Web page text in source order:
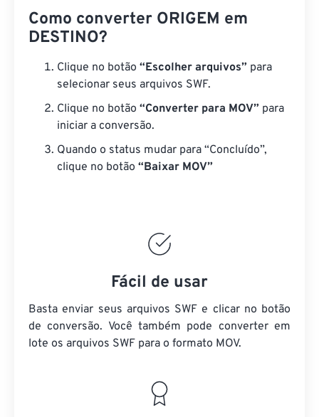
Como converter ORIGEM em
DESTINO?
Clique no botão “Escolher arquivos” para
selecionar seus arquivos SWF.
Clique no botão “Converter para MOV” para
iniciar a conversão.
Quando o status mudar para “Concluído”,
clique no botão “Baixar MOV”
Fácil de usar
Basta enviar seus arquivos SWF e clicar no botão
de conversão. Você também pode converter em
lote os arquivos SWF para o formato MOV.